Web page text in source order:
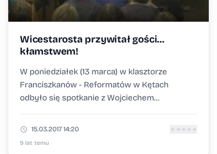
Wicestarosta przywitał gości…
kłamstwem!
W poniedziałek (13 marca) w klasztorze
Franciszkanów - Reformatów w Kętach
odbyło się spotkanie z Wojciechem...
15.03.2017 14:20 ★ ★ ★ ★ ★
9 lat temu